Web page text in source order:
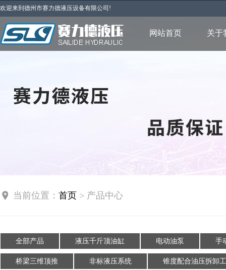
欢迎来到德州市赛力德液压设备有限公司!
网站首页 关于
当前位置： 首页 > 产品中心
全部产品 液压千斤顶油缸 电动油泵 手
桥梁三维顶推 非标液压系统 锥度配合油压拆卸